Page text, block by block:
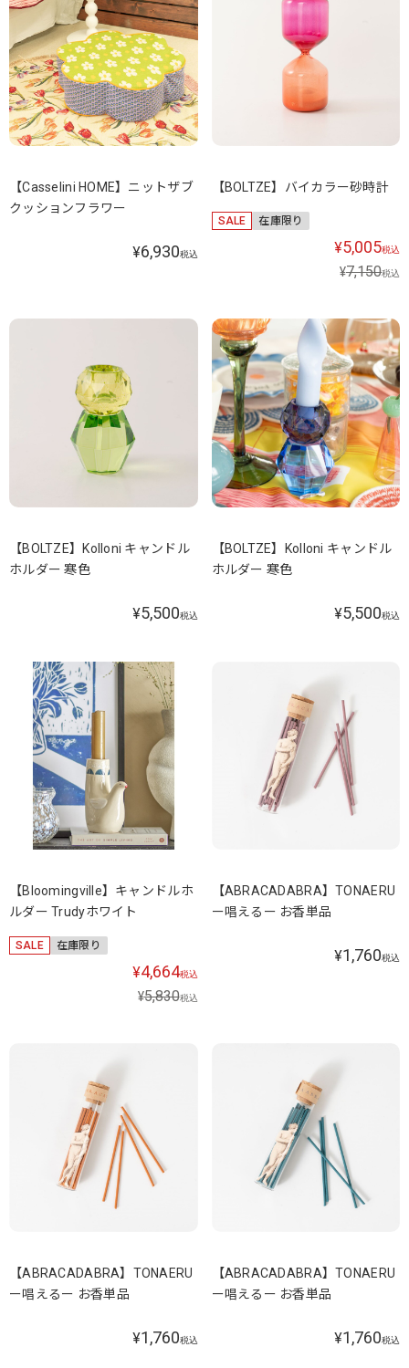
【Casselini HOME】ニットザブ
クッションフラワー
¥6,930税込
【BOLTZE】バイカラー砂時計
SALE 在庫限り
¥5,005税込
¥7,150税込
【BOLTZE】Kolloni キャンドル
ホルダー 寒色
¥5,500税込
【BOLTZE】Kolloni キャンドル
ホルダー 寒色
¥5,500税込
【Bloomingville】キャンドルホ
ルダー Trudyホワイト
SALE 在庫限り
¥4,664税込
¥5,830税込
【ABRACADABRA】TONAERU
ー唱えるー お香単品
¥1,760税込
【ABRACADABRA】TONAERU
ー唱えるー お香単品
¥1,760税込
【ABRACADABRA】TONAERU
ー唱えるー お香単品
¥1,760税込